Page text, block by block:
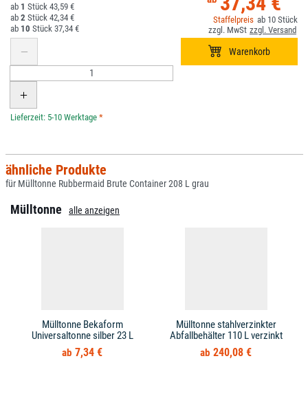
10
1
43,59 €
2
42,34 €
10
37,34 €
*
ähnliche Produkte
für Mülltonne Rubbermaid Brute Container 208 L grau
Mülltonne alle anzeigen
Mülltonne Bekaform
Universaltonne silber 23 L
7,34 €
Mülltonne stahlverzinkter
Abfallbehälter 110 L verzinkt
240,08 €